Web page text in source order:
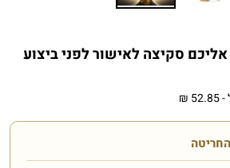
סקיצה לאישור לפני ביצוע
-
52.85 ₪